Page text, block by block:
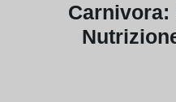
Carnivora: